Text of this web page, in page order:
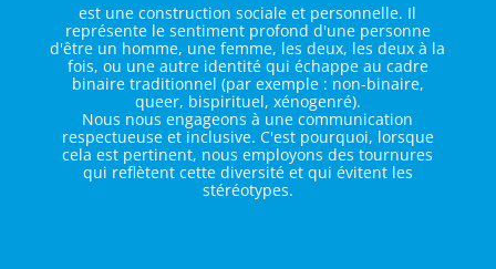
est une construction sociale et personnelle. Il
représente le sentiment profond d'une personne
d'être un homme, une femme, les deux, les deux à la
fois, ou une autre identité qui échappe au cadre
binaire traditionnel (par exemple : non-binaire,
queer, bispirituel, xénogenré).
Nous nous engageons à une communication
respectueuse et inclusive. C'est pourquoi, lorsque
cela est pertinent, nous employons des tournures
qui reflètent cette diversité et qui évitent les
stéréotypes.